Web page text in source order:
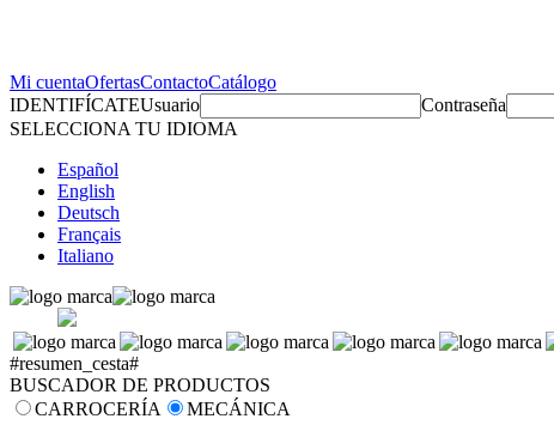
Mi cuentaOfertasContactoCatálogo
IDENTIFÍCATEUsuario
Contraseña
SELECCIONA TU IDIOMA
Español
English
Deutsch
Français
Italiano
#resumen_cesta#
BUSCADOR DE PRODUCTOS
CARROCERÍA
MECÁNICA